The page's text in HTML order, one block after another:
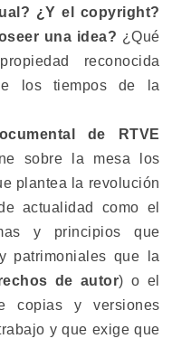
¿Y el copyright?
una idea? ¿Qué
reconocida
los tiempos de la
de RTVE
sobre la mesa los
plantea la revolución
actualidad como el
y principios que
patrimoniales que la
de autor) o el
copias y versiones
y que exige que